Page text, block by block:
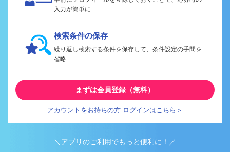
入力が簡単に
検索条件の保存
繰り返し検索する条件を保存して、条件設定の手間を
省略
まずは会員登録（無料）
アカウントをお持ちの方 ログインはこちら＞
＼アプリのご利用でもっと便利に！／